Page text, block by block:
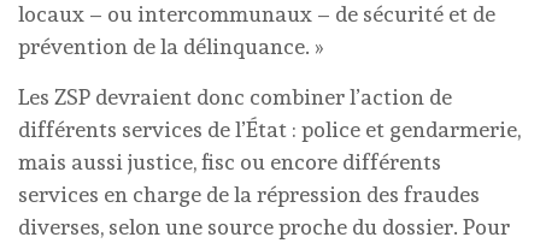
locaux – ou intercommunaux – de sécurité et de
prévention de la délinquance. »
Les ZSP devraient donc combiner l’action de
différents services de l’État : police et gendarmerie,
mais aussi justice, fisc ou encore différents
services en charge de la répression des fraudes
diverses, selon une source proche du dossier. Pour